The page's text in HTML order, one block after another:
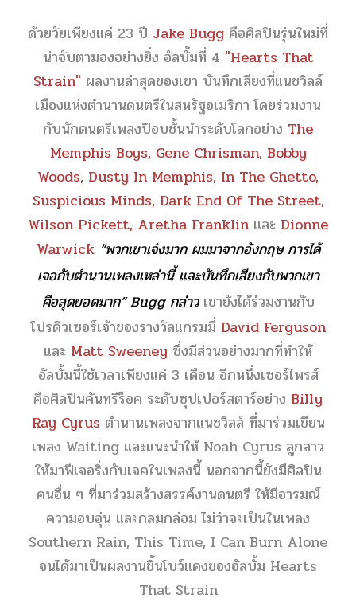
ด้วยวัยเพียงแค่ 23 ปี Jake Bugg คือศิลปินรุ่นใหม่ที่
น่าจับตามองอย่างยิ่ง อัลบั้มที่ 4 "Hearts That
Strain" ผลงานล่าสุดของเขา บันทึกเสียงที่แนชวิลล์
เมืองแห่งตำนานดนตรีในสหรัฐอเมริกา โดยร่วมงาน
กับนักดนตรีเพลงป๊อบชั้นนำระดับโลกอย่าง The
Memphis Boys, Gene Chrisman, Bobby
Woods, Dusty In Memphis, In The Ghetto,
Suspicious Minds, Dark End Of The Street,
Wilson Pickett, Aretha Franklin และ Dionne
Warwick “พวกเขาเจ๋งมาก ผมมาจากอังกฤษ การได้
เจอกับตำนานเพลงเหล่านี้ และบันทึกเสียงกับพวกเขา
คือสุดยอดมาก” Bugg กล่าวเขายังได้ร่วมงานกับ
โปรดิวเซอร์เจ้าของรางวัลแกรมมี่ David Ferguson
และ Matt Sweeney ซึ่งมีส่วนอย่างมากที่ทำให้
อัลบั้มนี้ใช้เวลาเพียงแค่ 3 เดือน อีกหนึ่งเซอร์ไพรส์
คือศิลปินคันทรีร็อค ระดับซุปเปอร์สตาร์อย่าง Billy
Ray Cyrus ตำนานเพลงจากแนชวิลล์ ที่มาร่วมเขียน
เพลง Waiting และแนะนำให้ Noah Cyrus ลูกสาว
ให้มาฟีเจอริ่งกับเจคในเพลงนี้ นอกจากนี้ยังมีศิลปิน
คนอื่น ๆ ที่มาร่วมสร้างสรรค์งานดนตรี ให้มีอารมณ์
ความอบอุ่น และกลมกล่อม ไม่ว่าจะเป็นในเพลง
Southern Rain, This Time, I Can Burn Alone
จนได้มาเป็นผลงานชิ้นโบว์แดงของอัลบั้ม Hearts
That Strain